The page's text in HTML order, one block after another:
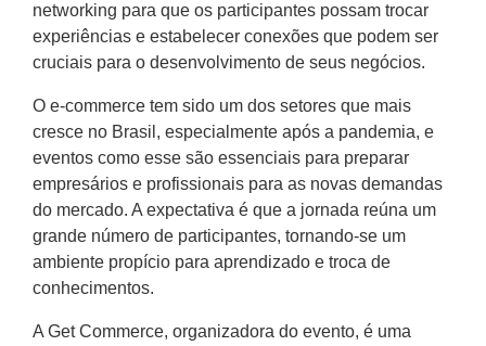
networking para que os participantes possam trocar
experiências e estabelecer conexões que podem ser
cruciais para o desenvolvimento de seus negócios.
O e-commerce tem sido um dos setores que mais
cresce no Brasil, especialmente após a pandemia, e
eventos como esse são essenciais para preparar
empresários e profissionais para as novas demandas
do mercado. A expectativa é que a jornada reúna um
grande número de participantes, tornando-se um
ambiente propício para aprendizado e troca de
conhecimentos.
A Get Commerce, organizadora do evento, é uma